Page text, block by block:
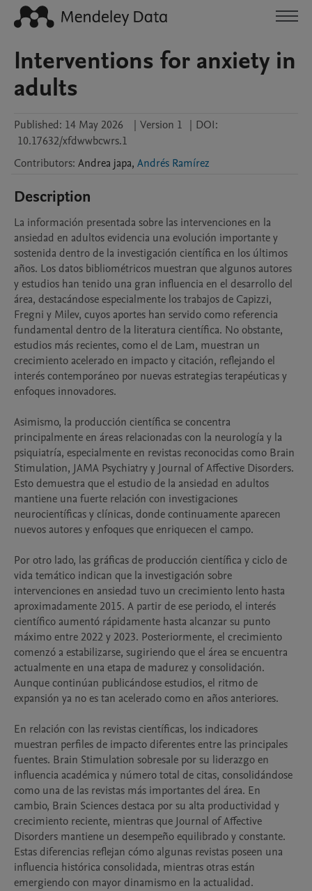
Interventions for anxiety in
adults
Published: 14 May 2026 | Version 1 | DOI:
10.17632/xfdwwbcwrs.1
Contributors: Andrea japa, Andrés Ramírez
Description
La información presentada sobre las intervenciones en la
ansiedad en adultos evidencia una evolución importante y
sostenida dentro de la investigación científica en los últimos
años. Los datos bibliométricos muestran que algunos autores
y estudios han tenido una gran influencia en el desarrollo del
área, destacándose especialmente los trabajos de Capizzi,
Fregni y Milev, cuyos aportes han servido como referencia
fundamental dentro de la literatura científica. No obstante,
estudios más recientes, como el de Lam, muestran un
crecimiento acelerado en impacto y citación, reflejando el
interés contemporáneo por nuevas estrategias terapéuticas y
enfoques innovadores.
Asimismo, la producción científica se concentra
principalmente en áreas relacionadas con la neurología y la
psiquiatría, especialmente en revistas reconocidas como Brain
Stimulation, JAMA Psychiatry y Journal of Affective Disorders.
Esto demuestra que el estudio de la ansiedad en adultos
mantiene una fuerte relación con investigaciones
neurocientíficas y clínicas, donde continuamente aparecen
nuevos autores y enfoques que enriquecen el campo.
Por otro lado, las gráficas de producción científica y ciclo de
vida temático indican que la investigación sobre
intervenciones en ansiedad tuvo un crecimiento lento hasta
aproximadamente 2015. A partir de ese periodo, el interés
científico aumentó rápidamente hasta alcanzar su punto
máximo entre 2022 y 2023. Posteriormente, el crecimiento
comenzó a estabilizarse, sugiriendo que el área se encuentra
actualmente en una etapa de madurez y consolidación.
Aunque continúan publicándose estudios, el ritmo de
expansión ya no es tan acelerado como en años anteriores.
En relación con las revistas científicas, los indicadores
muestran perfiles de impacto diferentes entre las principales
fuentes. Brain Stimulation sobresale por su liderazgo en
influencia académica y número total de citas, consolidándose
como una de las revistas más importantes del área. En
cambio, Brain Sciences destaca por su alta productividad y
crecimiento reciente, mientras que Journal of Affective
Disorders mantiene un desempeño equilibrado y constante.
Estas diferencias reflejan cómo algunas revistas poseen una
influencia histórica consolidada, mientras otras están
emergiendo con mayor dinamismo en la actualidad.